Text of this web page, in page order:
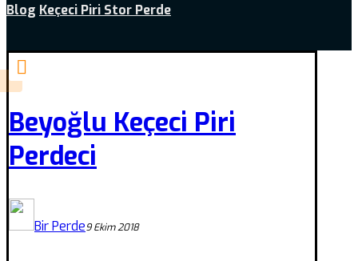
Blog Keçeci Piri Stor Perde
Beyoğlu Keçeci Piri
Perdeci
Bir Perde9 Ekim 2018